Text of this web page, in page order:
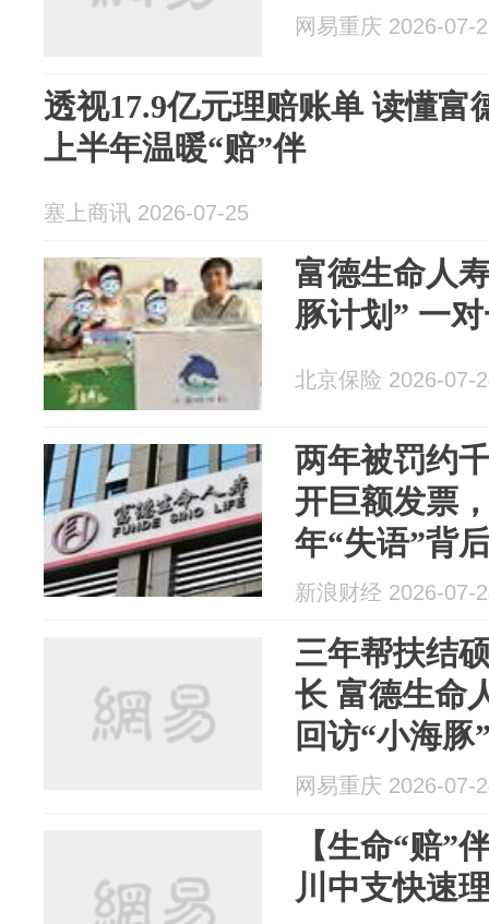
网易重庆 2026-07-
透视17.9亿元理赔账单 读懂富
上半年温暖“赔”伴
塞上商讯 2026-07-25
富德生命人
豚计划” 一
北京保险 2026-07-
两年被罚约
开巨额发票
年“失语”背
新浪财经 2026-07-
三年帮扶结
长 富德生命人寿黔江中支总经理
回访“小海豚
网易重庆 2026-07-
【生命“赔”
川中支快速